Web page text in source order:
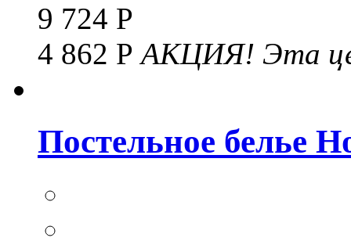
9 724 Р
4 862 РАКЦИЯ! Эта
Постельное белье